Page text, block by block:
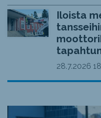
Iloista
28.7.2026